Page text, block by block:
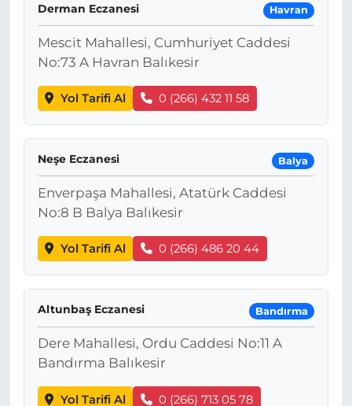
Derman Eczanesi Havran
Mescit Mahallesi, Cumhuriyet Caddesi
No:73 A Havran Balıkesir
Yol Tarifi Al 0 (266) 432 11 58
Neşe Eczanesi Balya
Enverpaşa Mahallesi, Atatürk Caddesi
No:8 B Balya Balıkesir
Yol Tarifi Al 0 (266) 486 20 44
Altunbaş Eczanesi Bandırma
Dere Mahallesi, Ordu Caddesi No:11 A
Bandırma Balıkesir
Yol Tarifi Al 0 (266) 713 05 78